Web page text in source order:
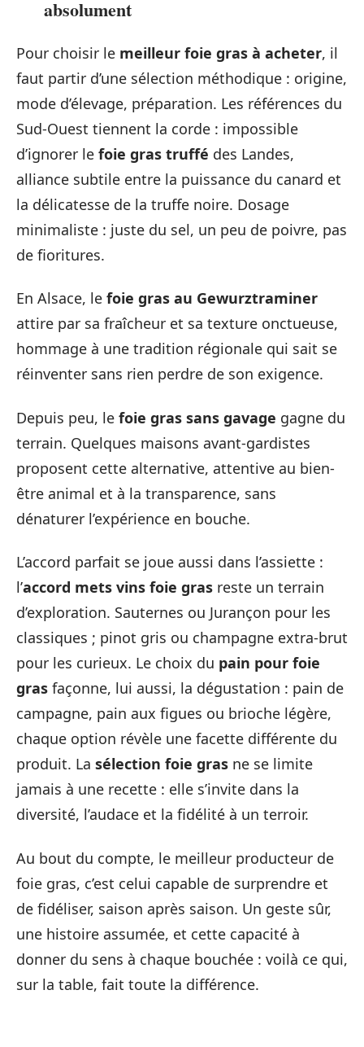
absolument
Pour choisir le meilleur foie gras à acheter, il
faut partir d’une sélection méthodique : origine,
mode d’élevage, préparation. Les références du
Sud-Ouest tiennent la corde : impossible
d’ignorer le foie gras truffé des Landes,
alliance subtile entre la puissance du canard et
la délicatesse de la truffe noire. Dosage
minimaliste : juste du sel, un peu de poivre, pas
de fioritures.
En Alsace, le foie gras au Gewurztraminer
attire par sa fraîcheur et sa texture onctueuse,
hommage à une tradition régionale qui sait se
réinventer sans rien perdre de son exigence.
Depuis peu, le foie gras sans gavage gagne du
terrain. Quelques maisons avant-gardistes
proposent cette alternative, attentive au bien-
être animal et à la transparence, sans
dénaturer l’expérience en bouche.
L’accord parfait se joue aussi dans l’assiette :
l’accord mets vins foie gras reste un terrain
d’exploration. Sauternes ou Jurançon pour les
classiques ; pinot gris ou champagne extra-brut
pour les curieux. Le choix du pain pour foie
gras façonne, lui aussi, la dégustation : pain de
campagne, pain aux figues ou brioche légère,
chaque option révèle une facette différente du
produit. La sélection foie gras ne se limite
jamais à une recette : elle s’invite dans la
diversité, l’audace et la fidélité à un terroir.
Au bout du compte, le meilleur producteur de
foie gras, c’est celui capable de surprendre et
de fidéliser, saison après saison. Un geste sûr,
une histoire assumée, et cette capacité à
donner du sens à chaque bouchée : voilà ce qui,
sur la table, fait toute la différence.